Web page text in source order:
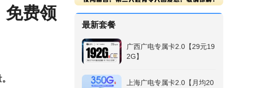
免费领
最新套餐
广西广电专属卡2.0【29元19
2G】
上海广电专属卡2.0【月均20